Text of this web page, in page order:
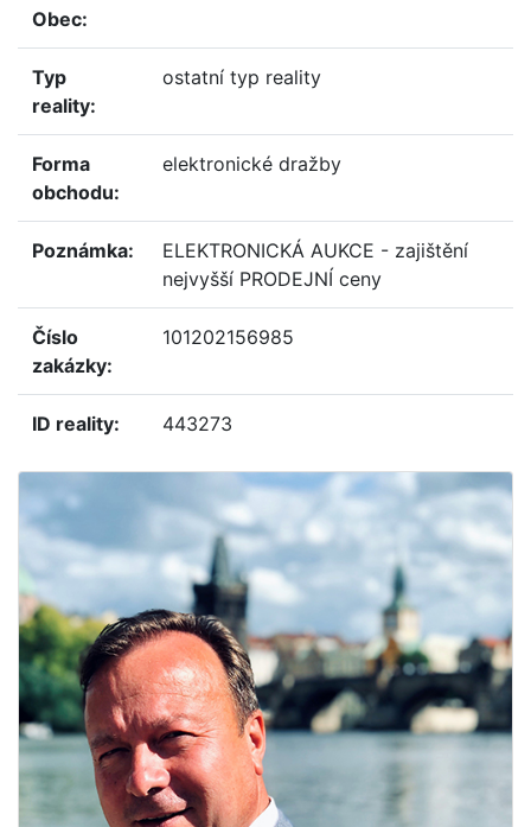
obec:
typ
reality:
ostatní typ reality
forma
obchodu:
elektronické dražby
poznámka:
ELEKTRONICKÁ AUKCE - zajištění
nejvyšší PRODEJNÍ ceny
číslo
zakázky:
101202156985
ID reality: 443273